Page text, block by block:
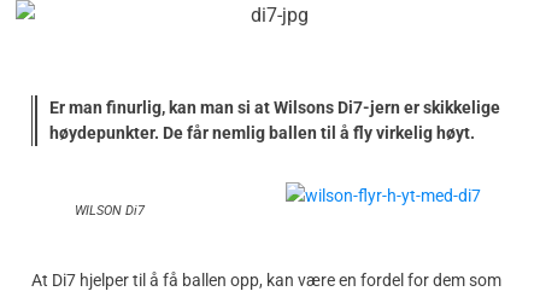
Er man finurlig, kan man si at Wilsons Di7-jern er skikkelige
høydepunkter. De får nemlig ballen til å fly virkelig høyt.
WILSON Di7
At Di7 hjelper til å få ballen opp, kan være en fordel for dem som